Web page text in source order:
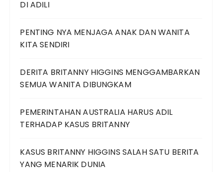
DI ADILI
PENTING NYA MENJAGA ANAK DAN WANITA
KITA SENDIRI
DERITA BRITANNY HIGGINS MENGGAMBARKAN
SEMUA WANITA DIBUNGKAM
PEMERINTAHAN AUSTRALIA HARUS ADIL
TERHADAP KASUS BRITANNY
KASUS BRITANNY HIGGINS SALAH SATU BERITA
YANG MENARIK DUNIA